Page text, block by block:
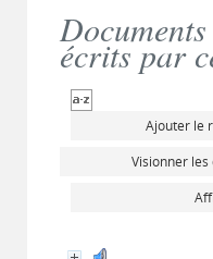
écrits par
Ajouter le
Visionner